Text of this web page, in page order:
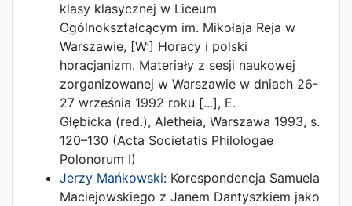
klasy klasycznej w Liceum
Ogólnokształcącym im. Mikołaja Reja w
Warszawie, [W:] Horacy i polski
horacjanizm. Materiały z sesji naukowej
zorganizowanej w Warszawie w dniach 26-
27 września 1992 roku [...], E.
Głębicka (red.), Aletheia, Warszawa 1993, s.
120–130 (Acta Societatis Philologae
Polonorum I)
Jerzy Mańkowski: Korespondencja Samuela
Maciejowskiego z Janem Dantyszkiem jako